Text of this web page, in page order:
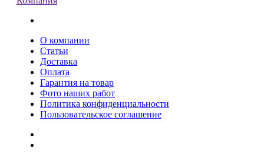
О компании
Статьи
Доставка
Оплата
Гарантия на товар
Фото наших работ
Политика конфиденциальности
Пользовательское соглашение